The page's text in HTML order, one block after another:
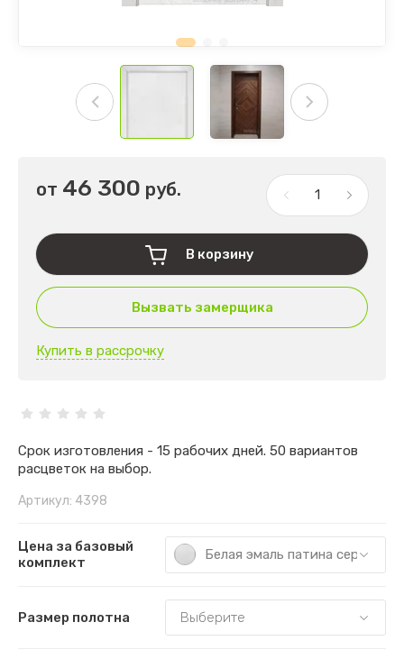
от 46 300 руб.
В корзину
Вызвать замерщика
Купить в рассрочку
Срок изготовления - 15 рабочих дней. 50 вариантов
расцветок на выбор.
Артикул: 4398
Цена за базовый
комплект
Белая эмаль патина серебро
Размер полотна